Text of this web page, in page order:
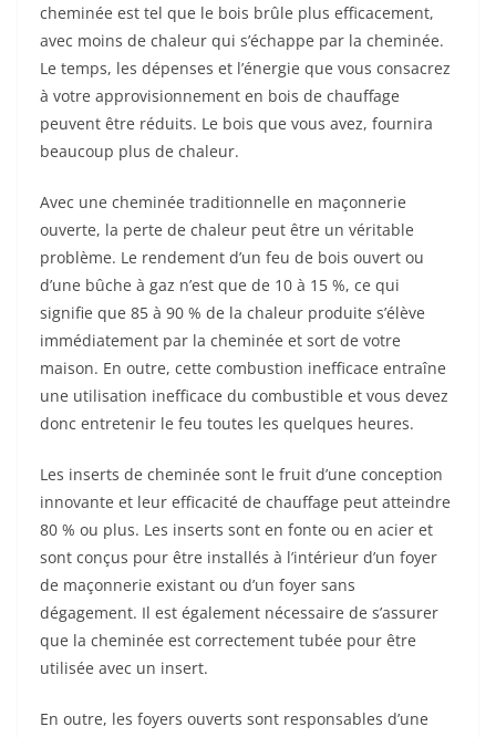
cheminée est tel que le bois brûle plus efficacement,
avec moins de chaleur qui s’échappe par la cheminée.
Le temps, les dépenses et l’énergie que vous consacrez
à votre approvisionnement en bois de chauffage
peuvent être réduits. Le bois que vous avez, fournira
beaucoup plus de chaleur.
Avec une cheminée traditionnelle en maçonnerie
ouverte, la perte de chaleur peut être un véritable
problème. Le rendement d’un feu de bois ouvert ou
d’une bûche à gaz n’est que de 10 à 15 %, ce qui
signifie que 85 à 90 % de la chaleur produite s’élève
immédiatement par la cheminée et sort de votre
maison. En outre, cette combustion inefficace entraîne
une utilisation inefficace du combustible et vous devez
donc entretenir le feu toutes les quelques heures.
Les inserts de cheminée sont le fruit d’une conception
innovante et leur efficacité de chauffage peut atteindre
80 % ou plus. Les inserts sont en fonte ou en acier et
sont conçus pour être installés à l’intérieur d’un foyer
de maçonnerie existant ou d’un foyer sans
dégagement. Il est également nécessaire de s’assurer
que la cheminée est correctement tubée pour être
utilisée avec un insert.
En outre, les foyers ouverts sont responsables d’une